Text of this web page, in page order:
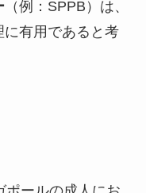
（例：SPPB）は、
に有用であると考